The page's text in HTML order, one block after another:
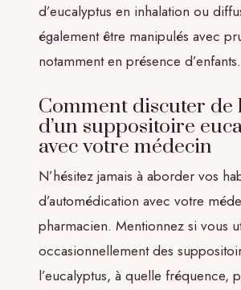
d’eucalyptus en inhalation ou
également être manipulés avec
notamment en présence d’enfants.
Comment discuter de
d’un suppositoire
avec votre médecin
N’hésitez jamais à aborder vos
d’automédication avec votre
pharmacien. Mentionnez si vous
occasionnellement des
l’eucalyptus, à quelle fréquence,